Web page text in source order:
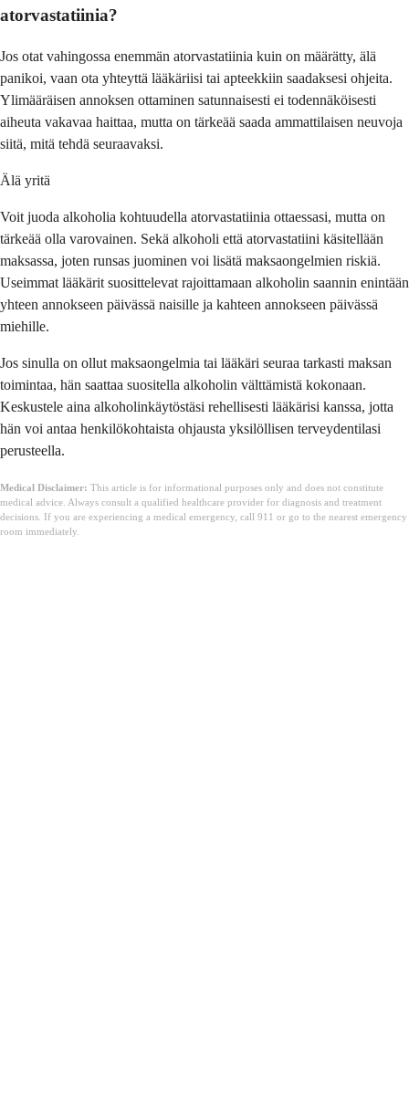
atorvastatiinia?
Jos otat vahingossa enemmän atorvastatiinia kuin on määrätty, älä
panikoi, vaan ota yhteyttä lääkäriisi tai apteekkiin saadaksesi ohjeita.
Ylimääräisen annoksen ottaminen satunnaisesti ei todennäköisesti
aiheuta vakavaa haittaa, mutta on tärkeää saada ammattilaisen neuvoja
siitä, mitä tehdä seuraavaksi.
Älä yritä
Voit juoda alkoholia kohtuudella atorvastatiinia ottaessasi, mutta on
tärkeää olla varovainen. Sekä alkoholi että atorvastatiini käsitellään
maksassa, joten runsas juominen voi lisätä maksaongelmien riskiä.
Useimmat lääkärit suosittelevat rajoittamaan alkoholin saannin enintään
yhteen annokseen päivässä naisille ja kahteen annokseen päivässä
miehille.
Jos sinulla on ollut maksaongelmia tai lääkäri seuraa tarkasti maksan
toimintaa, hän saattaa suositella alkoholin välttämistä kokonaan.
Keskustele aina alkoholinkäytöstäsi rehellisesti lääkärisi kanssa, jotta
hän voi antaa henkilökohtaista ohjausta yksilöllisen terveydentilasi
perusteella.
Medical Disclaimer: This article is for informational purposes only and does not constitute
medical advice. Always consult a qualified healthcare provider for diagnosis and treatment
decisions. If you are experiencing a medical emergency, call 911 or go to the nearest emergency
room immediately.